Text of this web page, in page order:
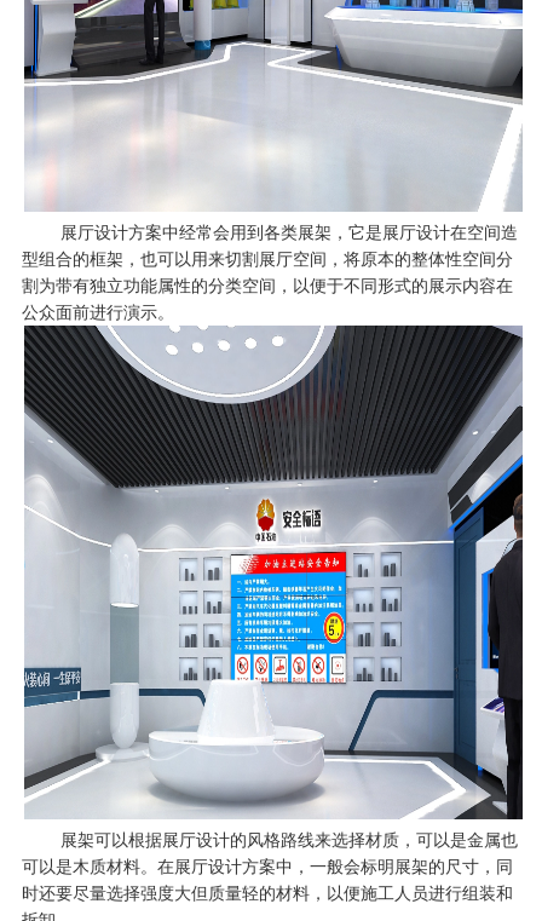
展厅设计方案中经常会用到各类展架，它是展厅设计在空间造
型组合的框架，也可以用来切割展厅空间，将原本的整体性空间分
割为带有独立功能属性的分类空间，以便于不同形式的展示内容在
公众面前进行演示。
展架可以根据展厅设计的风格路线来选择材质，可以是金属也
可以是木质材料。在展厅设计方案中，一般会标明展架的尺寸，同
时还要尽量选择强度大但质量轻的材料，以便施工人员进行组装和